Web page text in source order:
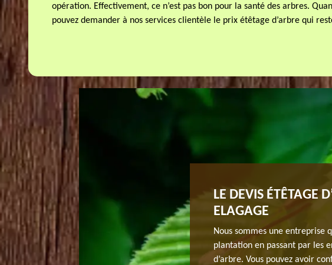
opération. Effectivement, ce n’est pas bon pour la santé des arbres.
pouvez demander à nos services clientèle le prix étêtage d’arbre qui
PROFESSIONNELLE JH
!
performante pour au moins ne pas détruire l’arbre
dans ce travail. Nous vous le déconseillons
arbres. Si votre arbre a besoin d’être étêté à cause
LE DEVIS ÉTÊTAGE
ELAGAGE
Nous sommes une entreprise
plantation en passant par les
d’arbre. Vous pouvez avoir